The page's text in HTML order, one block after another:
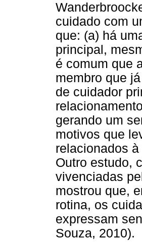
cuidado com
que: (a) há
principal,
é comum que
membro que
de cuidador
gerando um
motivos que
relacionados
Outro estudo,
vivenciadas
mostrou que,
rotina, os
expressam
Souza, 2010).